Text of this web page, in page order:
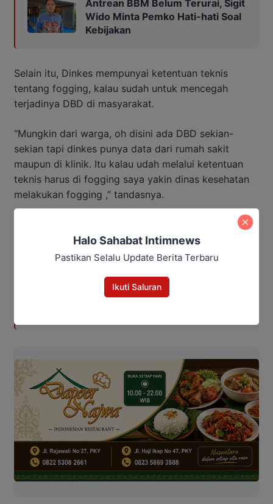
Antrean BBM Belum Terurai, Sigit
Wido Minta Pemko Hati-hati Soal
Kebijakan
Selain itu, Dinkes mempunyai ketentuan teknis
tentang fogging, kalau sudah untuk mencegah
terjadinya DBD di masyarakat.
“Mungkin dari warga, oh disini ada DBD sekian-
sekian tapi dinkes punya data dari rumah sakit
maupun di klinik. Itu kalau udah melalui ketentuan
teknis harus di fogging saya yakin dinas kesehatan
melakukan fogging ,” tandasnya.
Surat Edaran BBM Dicabut, DPRD
Sentil Kinerja Birokrasi Pemko
Halo Sahabat Intimnews
Pastikan Selalu Update Berita Terbaru
Ikuti Saluran